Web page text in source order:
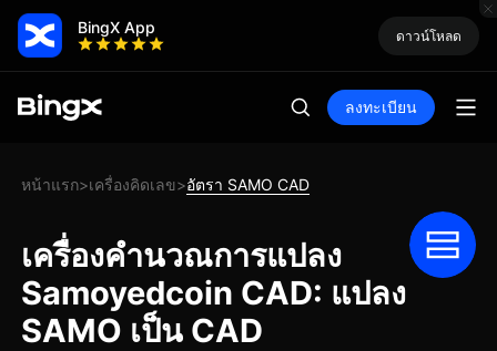
BingX App ดาวน์โหลด
ลงทะเบียน
หน้าแรก>เครื่องคิดเลข>อัตรา SAMO CAD
เครื่องคำนวณการแปลง
Samoyedcoin CAD: แปลง
SAMO เป็น CAD